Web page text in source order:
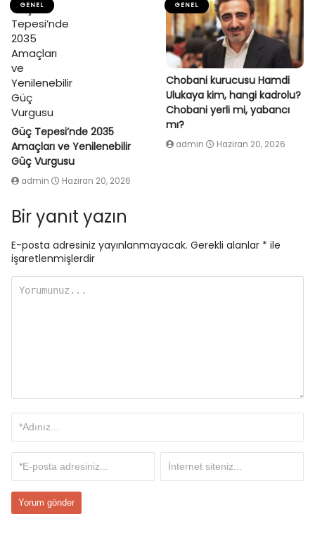
GENEL
Güç Tepesi’nde 2035
Amaçları ve Yenilenebilir
Güç Vurgusu
admin Haziran 20, 2026
GENEL
Chobani kurucusu Hamdi
Ulukaya kim, hangi kadrolu?
Chobani yerli mi, yabancı
mı?
admin Haziran 20, 2026
Bir yanıt yazın
E-posta adresiniz yayınlanmayacak. Gerekli alanlar * ile
işaretlenmişlerdir